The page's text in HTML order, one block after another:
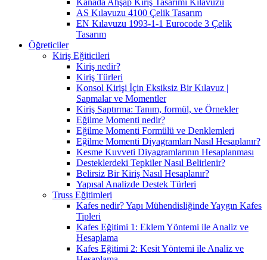
Kanada Ahşap Kiriş Tasarımı Kılavuzu
AS Kılavuzu 4100 Çelik Tasarım
EN Kılavuzu 1993-1-1 Eurocode 3 Çelik
Tasarım
Öğreticiler
Kiriş Eğiticileri
Kiriş nedir?
Kiriş Türleri
Konsol Kirişi İçin Eksiksiz Bir Kılavuz |
Sapmalar ve Momentler
Kiriş Saptırma: Tanım, formül, ve Örnekler
Eğilme Momenti nedir?
Eğilme Momenti Formülü ve Denklemleri
Eğilme Momenti Diyagramları Nasıl Hesaplanır?
Kesme Kuvveti Diyagramlarının Hesaplanması
Desteklerdeki Tepkiler Nasıl Belirlenir?
Belirsiz Bir Kiriş Nasıl Hesaplanır?
Yapısal Analizde Destek Türleri
Truss Eğitimleri
Kafes nedir? Yapı Mühendisliğinde Yaygın Kafes
Tipleri
Kafes Eğitimi 1: Eklem Yöntemi ile Analiz ve
Hesaplama
Kafes Eğitimi 2: Kesit Yöntemi ile Analiz ve